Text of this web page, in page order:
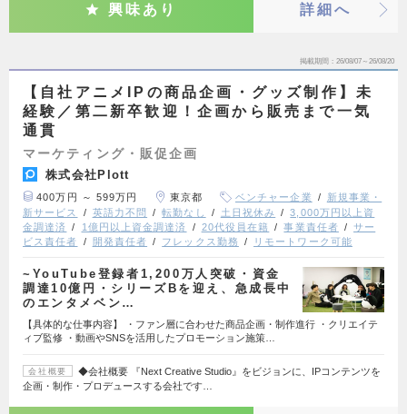
興味あり 詳細へ
掲載期間 26/08/07～26/08/20
【自社アニメIPの商品企画・グッズ制作】未
経験／第二新卒歓迎！企画から販売まで一気
通貫
マーケティング・販促企画
株式会社Plott
400万円 ～ 599万円 東京都 ベンチャー企業
新規事業・
新サービス
英語力不問 転勤なし 土日祝休み
3,000万円以上資
金調達済
1億円以上資金調達済 20代役員在籍 事業責任者
サー
ビス責任者
開発責任者 フレックス勤務 リモートワーク可能
~YouTube登録者1,200万人突破・資金
調達10億円・シリーズBを迎え、急成長中
のエンタメベン…
【具体的な仕事内容】 ・ファン層に合わせた商品企画・制作進行 ・クリエイテ
ィブ監修 ・動画やSNSを活用したプロモーション施策…
会社概要
◆会社概要 『Next Creative Studio』をビジョンに、IPコンテンツを
企画・制作・プロデュースする会社です…